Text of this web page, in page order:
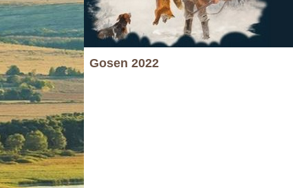
Gosen 2022